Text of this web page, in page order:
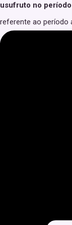
usufruto no
referente ao período